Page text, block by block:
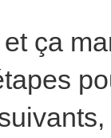
ça